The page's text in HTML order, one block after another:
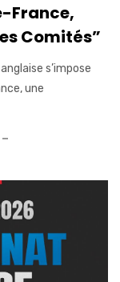
France,
Comités”
s’impose
une